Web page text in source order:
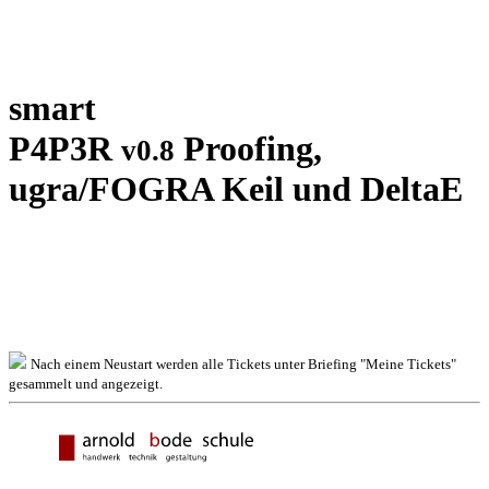
smart
P4P3R v0.8 Proofing,
ugra/FOGRA Keil und DeltaE
Nach einem Neustart werden alle Tickets unter Briefing "Meine Tickets"
gesammelt und angezeigt.